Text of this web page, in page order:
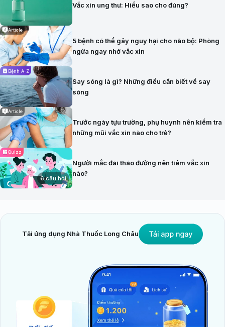
Vắc xin ung thư: Hiểu sao cho đúng?
Article
5 bệnh có thể gây nguy hại cho não bộ: Phòng
ngừa ngay nhờ vắc xin
Bệnh A-Z
Say sóng là gì? Những điều cần biết về say
sóng
Article
Trước ngày tựu trường, phụ huynh nên kiểm tra
những mũi vắc xin nào cho trẻ?
Quizz
6 câu hỏi
Người mắc đái tháo đường nên tiêm vắc xin
nào?
Tải ứng dụng Nhà Thuốc Long Châu